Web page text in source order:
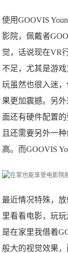
使用GOOVIS
影院，佩戴者
觉，话说现在VR
不足，尤其是游
玩虽然也很入迷
果更加震撼。另
面还有硬件配置
且还需要另外一
高。而GOOVIS
最近情况特殊，
里看看电影，玩
是在家里我借着
般大的视觉效果